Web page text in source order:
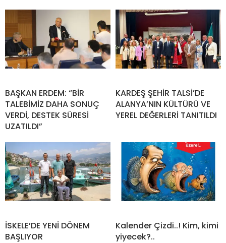
BAŞKAN ERDEM: “BİR
TALEBİMİZ DAHA SONUÇ
VERDİ, DESTEK SÜRESİ
UZATILDI”
KARDEŞ ŞEHİR TALSİ’DE
ALANYA’NIN KÜLTÜRÜ VE
YEREL DEĞERLERİ TANITILDI
İSKELE’DE YENİ DÖNEM
BAŞLIYOR
Kalender Çizdi..! Kim, kimi
yiyecek?..